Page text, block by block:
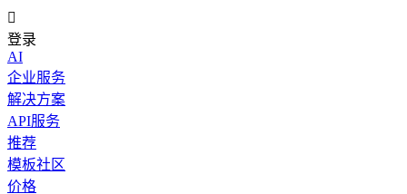

登录
AI
企业服务
解决方案
API服务
推荐
模板社区
价格